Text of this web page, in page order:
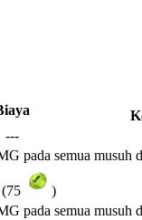
---
pada semua musuh
)
pada semua musuh